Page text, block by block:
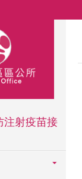
注射疫苗接